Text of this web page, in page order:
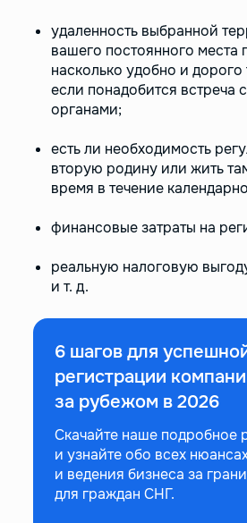
удаленность выбранной
вашего постоянного места
насколько удобно и дорого
если понадобится встреча
органами;
есть ли необходимость
вторую родину или жить
время в течение
финансовые затраты на
реальную налоговую
и т. д.
6 шагов для
регистрации
за рубежом в 2026
Скачайте наше подробное
и узнайте обо всех
и ведения бизнеса за
для граждан СНГ.